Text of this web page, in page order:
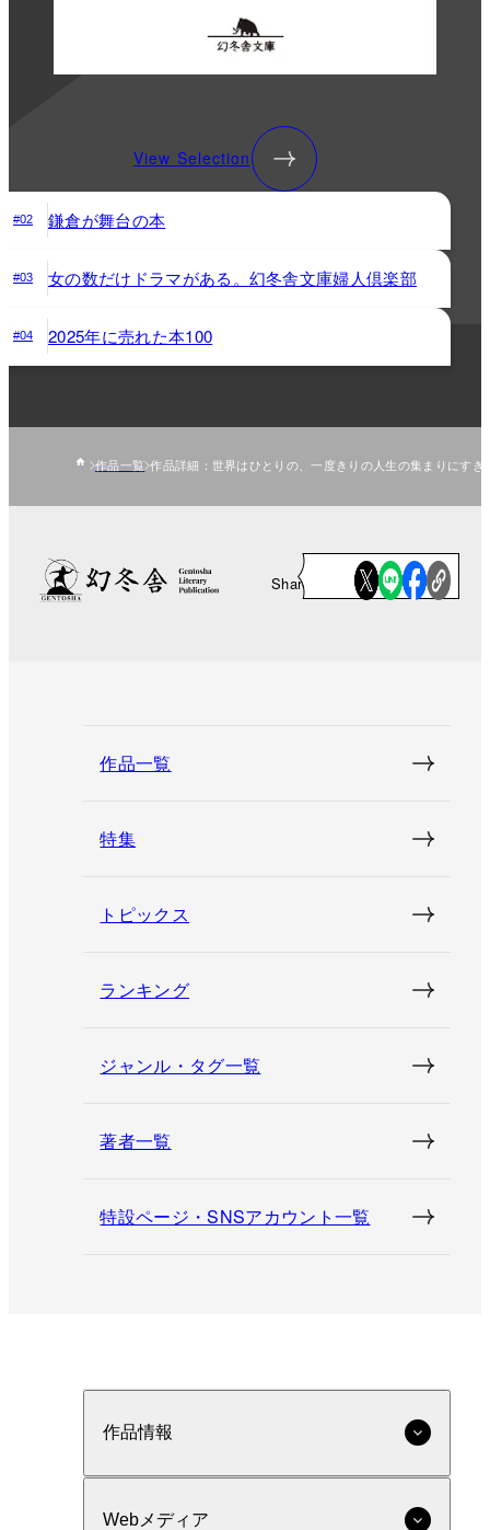
View Selection
#02 鎌倉が舞台の本
#03 女の数だけドラマがある。幻冬舎文庫婦人倶楽部
#04 2025年に売れた本100
作品一覧 作品詳細：世界はひとりの、一度きりの人生の集まりにすぎ
Share
作品一覧
特集
トピックス
ランキング
ジャンル・タグ一覧
著者一覧
特設ページ・SNSアカウント一覧
作品情報
Webメディア